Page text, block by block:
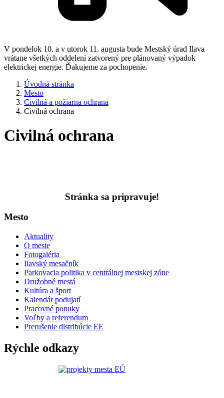
V pondelok 10. a v utorok 11. augusta bude Mestský úrad Ilava
vrátane všetkých oddelení zatvorený pre plánovaný výpadok
elektrickej energie. Ďakujeme za pochopenie.
Úvodná stránka
Mesto
Civilná a požiarna ochrana
Civilná ochrana
Civilná ochrana
Stránka sa pripravuje!
Mesto
Aktuality
O meste
Fotogaléria
Ilavský mesačník
Parkovacia politika v centrálnej mestskej zóne
Družobné mestá
Kultúra a šport
Kalendár podujatí
Pracovné ponuky
Voľby a referendum
Prerušenie distribúcie EE
Rýchle odkazy